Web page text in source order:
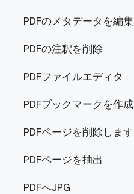
PDFのメタデータを編集
PDFの注釈を削除
PDFファイルエディタ
PDFブックマークを作成
PDFページを削除します
PDFページを抽出
PDFへJPG